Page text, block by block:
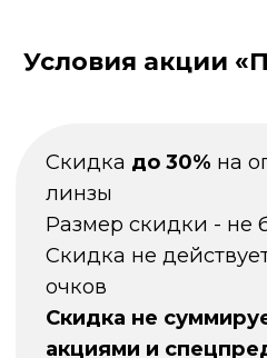
Условия акции